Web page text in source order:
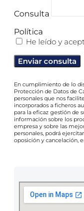
Consulta
Política
He leído y
Enviar consulta
En cumplimiento de lo
Protección de Datos de
personales que nos
incorporados a ficheros
para la eficaz gestión de
información sobre los
empresa y sobre las
personales, podrá
oposición y cancelación,